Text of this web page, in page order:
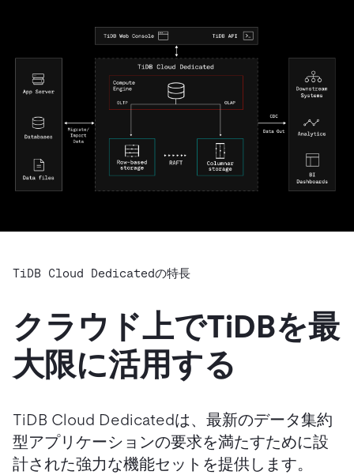
TiDB Cloud Dedicatedの特長
クラウド上でTiDBを最
大限に活用する
TiDB Cloud Dedicatedは、最新のデータ集約
型アプリケーションの要求を満たすために設
計された強力な機能セットを提供します。